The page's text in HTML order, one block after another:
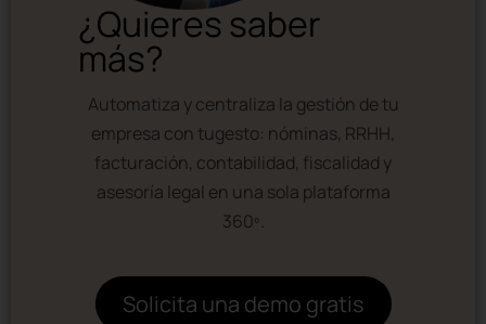
¿Quieres saber
más?
Automatiza y centraliza la gestión de tu
empresa con tugesto: nóminas, RRHH,
facturación, contabilidad, fiscalidad y
asesoría legal en una sola plataforma
360º.
Solicita una demo gratis